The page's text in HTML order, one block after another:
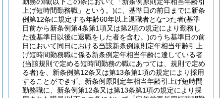
上げ短時間勤務職」という。)に、基準日の前日までに新条
例第12条に規定する年齢60年以上退職者となつた者(基準
日前から新条例第4条第1項又は第2項の規定により勤務し
た後基準日以後に退職をした者を含む。)のうち基準日の前
日において同日における当該新条例原則定年相当年齢引上
げ短時間勤務職に係る新条例定年相当年齢に達している者
(当該規則で定める短時間勤務の職にあつては、規則で定め
る者)を、新条例第12条又は第13条第1項の規定により採用
することができず、新条例原則定年相当年齢引上げ短時間
勤務職に、新条例第12条又は第13条第1項の規定により採